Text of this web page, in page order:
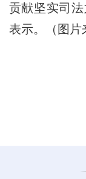
贡献坚实司
表示。（图片